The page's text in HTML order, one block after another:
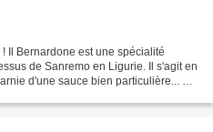
Il Bernardone est une spécialité
de Sanremo en Ligurie. Il s'agit en
d'une sauce bien particulière... 6